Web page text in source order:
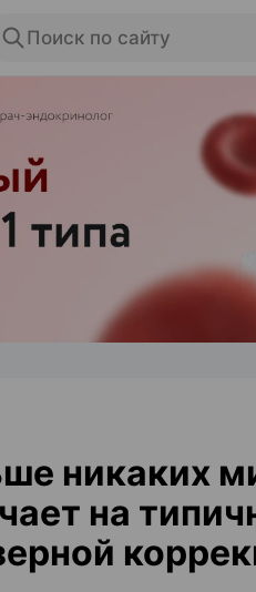
Поиск по сайту
никаких
на